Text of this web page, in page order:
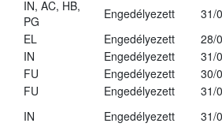
IN, AC, HB,
PG
Engedélyezett
31/
EL Engedélyezett
28/
IN Engedélyezett
31/
FU Engedélyezett
30/
FU Engedélyezett
31/
IN Engedélyezett
31/